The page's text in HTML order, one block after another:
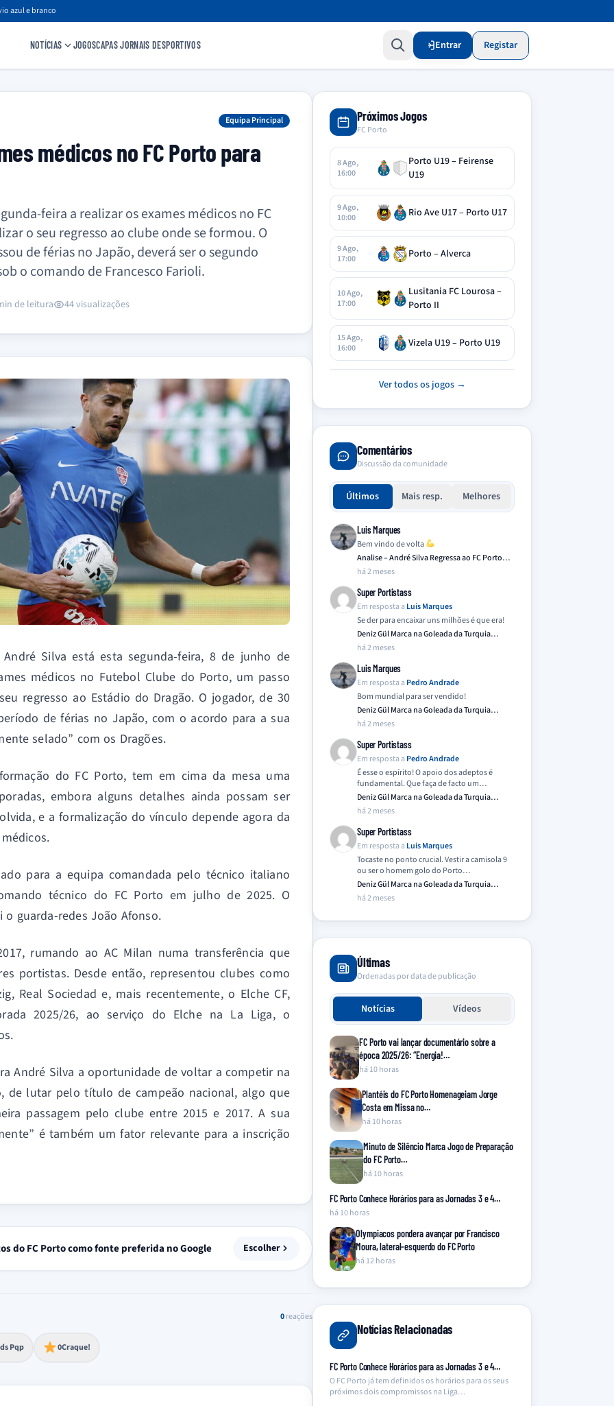
azul e branco
NOTÍCIAS JOGOSCAPAS JORNAIS DESPORTIVOS Entrar Registar
Equipa Principal
médicos no FC Porto para
feira a realizar os exames médicos no FC
o seu regresso ao clube onde se formou. O
de férias no Japão, deverá ser o segundo
o comando de Francesco Farioli.
de leitura 44 visualizações
Silva está esta segunda-feira, 8 de junho de
médicos no Futebol Clube do Porto, um passo
regresso ao Estádio do Dragão. O jogador, de 30
de férias no Japão, com o acordo para a sua
selado” com os Dragões.
do FC Porto, tem em cima da mesa uma
embora alguns detalhes ainda possam ser
e a formalização do vínculo depende agora da
para a equipa comandada pelo técnico italiano
técnico do FC Porto em julho de 2025. O
guarda-redes João Afonso.
rumando ao AC Milan numa transferência que
portistas. Desde então, representou clubes como
Real Sociedad e, mais recentemente, o Elche CF,
2025/26, ao serviço do Elche na La Liga, o
André Silva a oportunidade de voltar a competir na
de lutar pelo título de campeão nacional, algo que
passagem pelo clube entre 2015 e 2017. A sua
é também um fator relevante para a inscrição
do FC Porto como fonte preferida no Google Escolher
0reações
Pqp
extremo 0Craque!
Próximos Jogos
FC Porto
8 Ago,
16:00
Porto U19 – Feirense
U19
9 Ago,
10:00
Rio Ave U17 – Porto U17
9 Ago,
17:00
Porto – Alverca
10 Ago,
17:00
Lusitania FC Lourosa –
Porto II
15 Ago,
16:00
Vizela U19 – Porto U19
Ver todos os jogos →
Comentários
Discussão da comunidade
Últimos Mais resp. Melhores
Luis Marques
Bem vindo de volta
Analise – André Silva Regressa ao FC Porto…
há 2 meses
Super Portistass
Em resposta a Luis Marques
Se der para encaixar uns milhões é que era!
Deniz Gül Marca na Goleada da Turquia
Frente…
há 2 meses
Luis Marques
Em resposta a Pedro Andrade
Bom mundial para ser vendido!
Deniz Gül Marca na Goleada da Turquia
Frente…
há 2 meses
Super Portistass
Em resposta a Pedro Andrade
É esse o espírito! O apoio dos adeptos é
fundamental. Que faça de facto um…
Deniz Gül Marca na Goleada da Turquia
Frente…
há 2 meses
Super Portistass
Em resposta a Luis Marques
Tocaste no ponto crucial. Vestir a camisola 9
ou ser o homem golo do Porto…
Deniz Gül Marca na Goleada da Turquia
Frente…
há 2 meses
Últimas
Ordenadas por data de publicação
Notícias Vídeos
FC Porto vai lançar documentário sobre a
época 2025/26: “Energia!…
há 10 horas
Plantéis do FC Porto Homenageiam Jorge
Costa em Missa no…
há 10 horas
Minuto de Silêncio Marca Jogo de Preparação
do FC Porto…
há 10 horas
FC Porto Conhece Horários para as Jornadas 3 e 4…
há 10 horas
Olympiacos pondera avançar por Francisco
Moura, lateral-esquerdo do FC Porto
há 12 horas
Notícias Relacionadas
FC Porto Conhece Horários para as Jornadas 3 e 4…
O FC Porto já tem definidos os horários para os seus
próximos dois compromissos na Liga…